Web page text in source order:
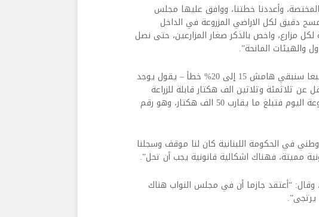
المختصة، وأعددنا خطتنا، ووافق عليها مجلس
دقيق لكل الاراضي المزروعة في الداخل
مزارع، واخص بالذكر صغار المزارعين، حتى نصل
والهيئات المانحة”.
وتابع، “إن آخر تقدير في وزارة الزراعة عام 2021 – وطبعا سنبقي هامش 15 إلى 20% خطأ – يقول يوجد
ثلاثمئة وثلاثين الف هكتار قابلة للزراعة
بعلي ومروي، وهو رقم كبير جدا. أما المساحات المزروعة اليوم فتبلغ ما يقارب 50 الف هكتار، وهو رقم
في الحكومة اللبنانية كان لنا موقف وسجلنا
مميتة، فهناك اشكالية قانونية يجب أن تحل”.
“أعتقد جازما أن في مجلس النواب هناك